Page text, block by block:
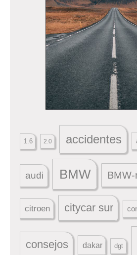
1.6 2.0 accidentes
audi BMW
citroen citycar sur
consejos dakar dgt